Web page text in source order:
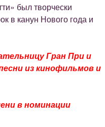
был творчески
в канун Нового года и
Гран При и
из кинофильмов и
в номинации